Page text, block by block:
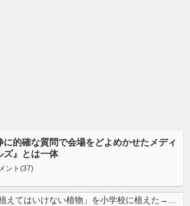
的確な質問で会場をどよめかせたメディ
ズ』とは一体
ント(37)
【復讐】 絶対に「植えてはいけない植物」を小学校に植えた→20年経って...